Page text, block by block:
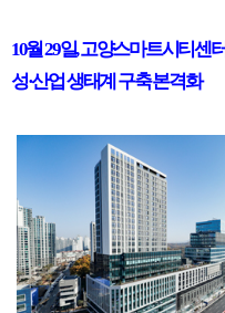
10월29일,고양스마트시티센
성·산업 생태계 구축 본격화